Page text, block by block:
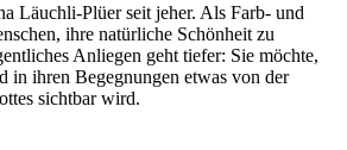
Läuchli-Plüer seit jeher. Als Farb- und
ihre natürliche Schönheit zu
Anliegen geht tiefer: Sie möchte,
in ihren Begegnungen etwas von der
sichtbar wird.